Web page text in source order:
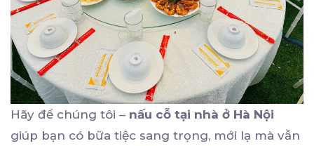
Hãy để chúng tôi – nấu cỗ tại nhà ở Hà Nội
giúp bạn có bữa tiệc sang trọng, mới lạ mà vẫn